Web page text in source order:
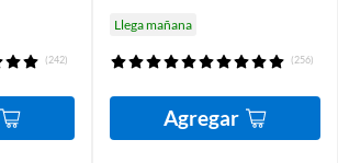
(242)
Llega mañana
(256)
Agregar